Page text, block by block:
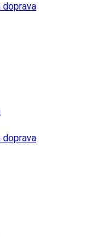
doprava
doprava